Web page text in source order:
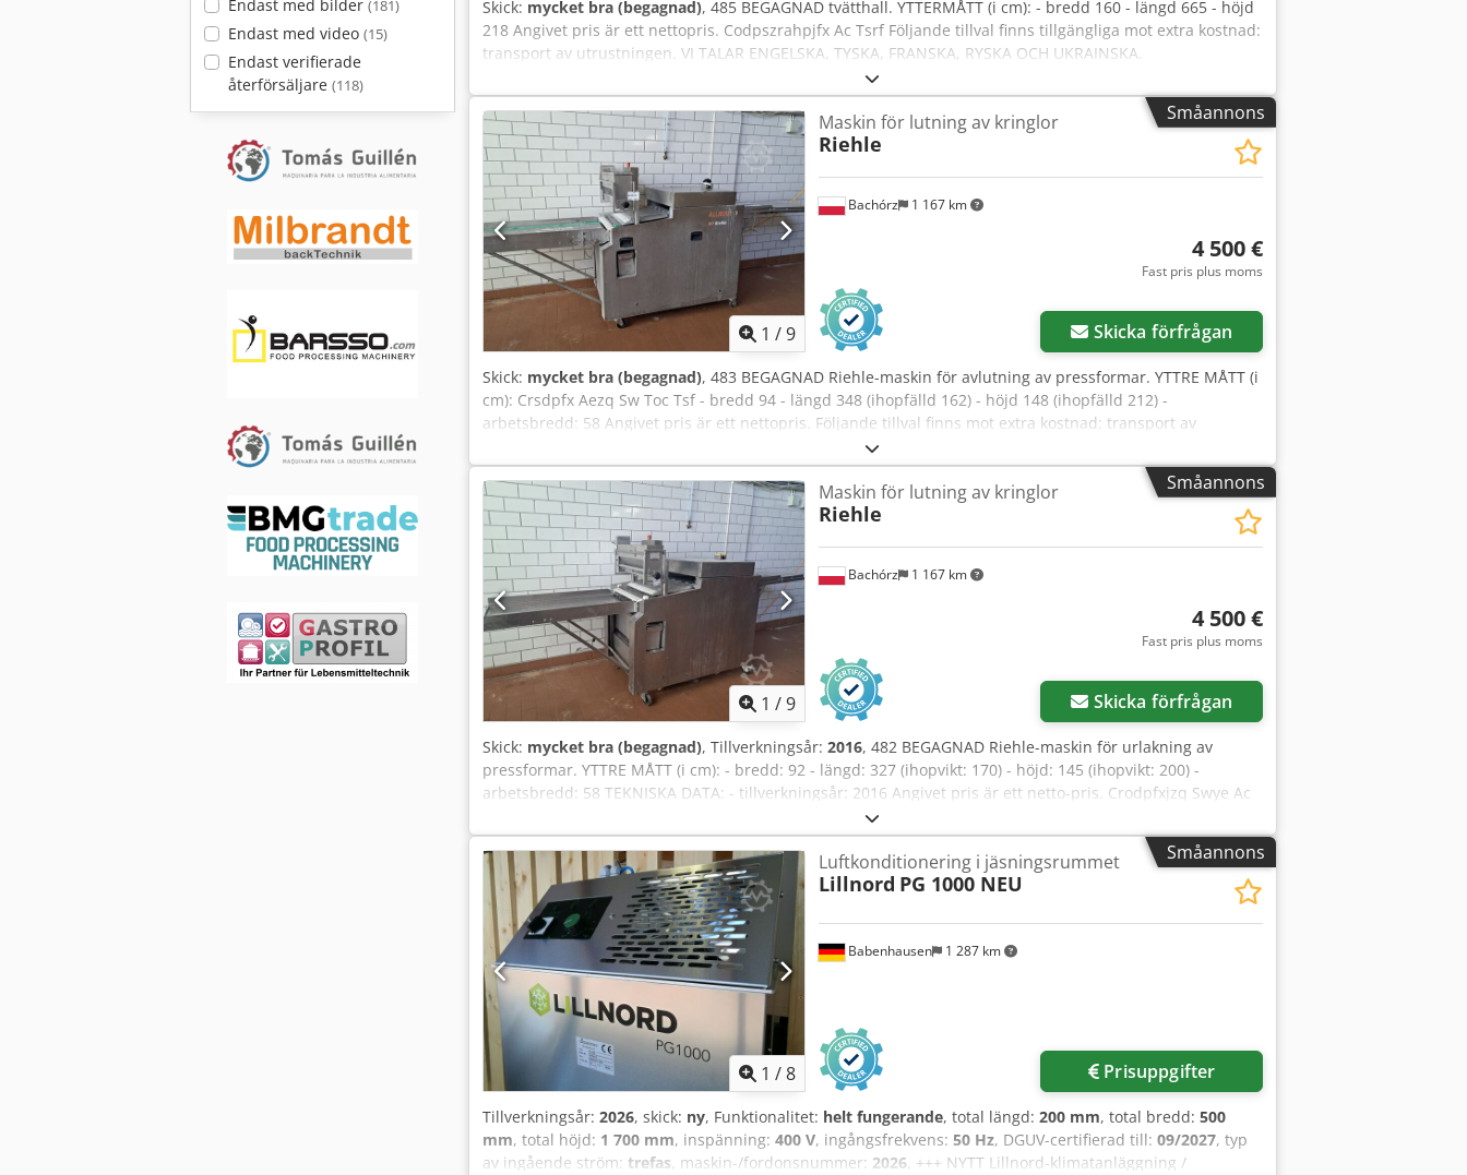
Endast med bilder (181)
Endast med video (15)
Endast verifierade
återförsäljare (118)
Skick: mycket bra (begagnad), 485 BEGÄGNAD tvätthall. YTTERMÅTT (i cm): - bredd 160 - längd 665 - höjd
218 Angivet pris är ett netto­pris. Codpszrahpjfx Ac Tsrf Följande tillval finns tillgängliga mot extra kostnad:
transport av utrustningen. VI TALAR ENGELSKA, TYSKA, FRANSKA, RYSKA OCH UKRAINSKA.
Småannons
1 /9
Bachórz 1 167 km
Maskin för lutning av kringlor
Riehle
4 500 €
Fast pris plus moms
Skicka förfrågan
Skick: mycket bra (begagnad), 483 BEGAGNAD Riehle-maskin för avlutning av pressformar. YTTRE MÅTT (i
cm): Crsdpfx Aezq Sw Toc Tsf - bredd 94 - längd 348 (ihopfälld 162) - höjd 148 (ihopfälld 212) -
arbetsbredd: 58 Angivet pris är ett nettopris. Följande tillval finns mot extra kostnad: transport av
maskinen. VI TALAR ENGELSKA, TYSKA, FRANSKA, RYSKA OCH UKRAINSKA.
Småannons
1 /9
Bachórz 1 167 km
Maskin för lutning av kringlor
Riehle
4 500 €
Fast pris plus moms
Skicka förfrågan
Skick: mycket bra (begagnad), Tillverkningsår: 2016, 482 BEGAGNAD Riehle-maskin för urlakning av
pressformar. YTTRE MÅTT (i cm): - bredd: 92 - längd: 327 (ihopvikt: 170) - höjd: 145 (ihopvikt: 200) -
arbetsbredd: 58 TEKNISKA DATA: - tillverkningsår: 2016 Angivet pris är ett netto-pris. Crodpfxjzq Swye Ac
Tof Följande tillval finns mot extra kostnad: transport av maskinen. VI TALAR ENGELSKA, TYSKA, FRANSKA,
RYSKA OCH UKRAINSKA.
Småannons
1 /8
Babenhausen 1 287 km
Luftkonditionering i jäsningsrummet
Lillnord PG 1000 NEU
Prisuppgifter
Tillverkningsår: 2026, skick: ny, Funktionalitet: helt fungerande, total längd: 200 mm, total bredd: 500
mm, total höjd: 1 700 mm, inspänning: 400 V, ingångsfrekvens: 50 Hz, DGUV-certifierad till: 09/2027, typ
av ingående ström: trefas, maskin-/fordonsnummer: 2026, +++ NYTT Lillnord-klimatanläggning /